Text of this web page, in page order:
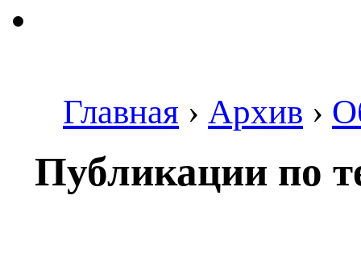
Главная › Архив ›
Публикации по